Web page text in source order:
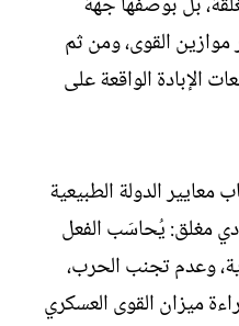
القوى، ومن ثم
الإبادة الواقعة على
الدولة الطبيعية
مغلق: يُحاسَب الفعل
وعدم تجنب الحرب،
ميزان القوى العسكري